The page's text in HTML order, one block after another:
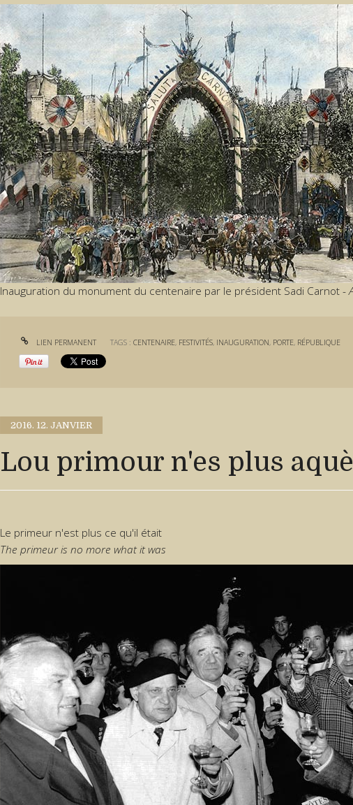
Inauguration du monument du centenaire par le président Sadi Carnot -
LIEN PERMANENT TAGS :CENTENAIRE, FESTIVITÉS, INAUGURATION, PORTE, RÉPUBLIQUE
2016. 12. JANVIER
Lou primour n'es plus
Le primeur n'est plus ce qu'il était
The primeur is no more what it was